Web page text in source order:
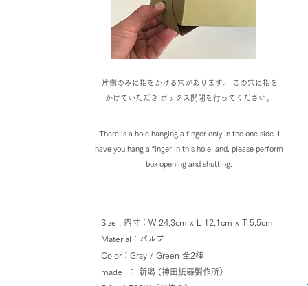
片側のみに指をかける穴があります。 この穴に指を
かけていただき ボックス開閉を行ってください。
There is a hole hanging a finger only in the one side. I
have you hang a finger in this hole, and, please perform
box opening and shutting.
Size : 内寸：W 24,3cm x L 12,1cm x T 5,5cm
Material：パルプ
Color：Gray / Green 全2種
made ： 新潟 (神田紙器製作所）